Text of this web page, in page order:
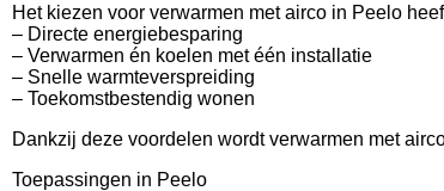
Het kiezen voor verwarmen met airco in Peelo
– Directe energiebesparing
– Verwarmen én koelen met één installatie
– Snelle warmteverspreiding
– Toekomstbestendig wonen
Dankzij deze voordelen wordt verwarmen met
Toepassingen in Peelo